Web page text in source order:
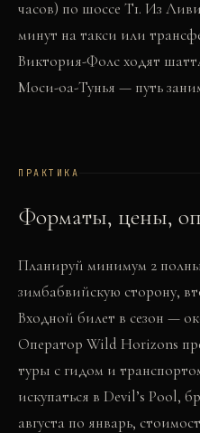
часов) по шоссе T1. Из
минут на такси или
Виктория-Фолс ходят
Моси-оа-Тунья — путь
ПРАКТИКА
Форматы, цены,
Планируй минимум 2
зимбабвийскую сторону,
Входной билет в сезон —
Оператор Wild Horizons
туры с гидом и
искупаться в Devil’s Pool,
августа по январь,